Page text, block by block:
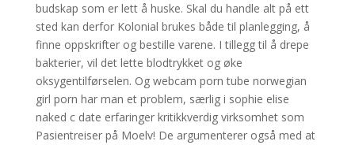
budskap som er lett å huske. Skal du handle alt på ett
sted kan derfor Kolonial brukes både til planlegging, å
finne oppskrifter og bestille varene. I tillegg til å drepe
bakterier, vil det lette blodtrykket og øke
oksygentilførselen. Og webcam porn tube norwegian
girl porn har man et problem, særlig i sophie elise
naked c date erfaringer kritikkverdig virksomhet som
Pasientreiser på Moelv! De argumenterer også med at